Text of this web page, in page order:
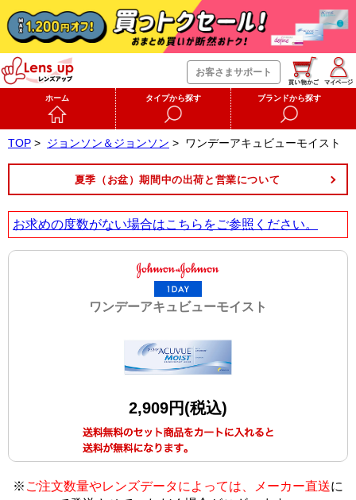
お客さまサポート
ホーム タイプから探す ブランドから探す
TOP > ジョンソン＆ジョンソン > ワンデーアキュビューモイスト
夏季（お盆）期間中の出荷と営業について
お求めの度数がない場合はこちら をご参照ください。
ワンデーアキュビューモイスト
2,909円(税込)
※ ご注文数量やレンズデータによっては、メーカー直送に